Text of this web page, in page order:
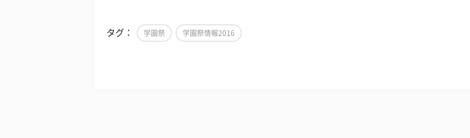
タグ： 学園祭 学園祭情報2016